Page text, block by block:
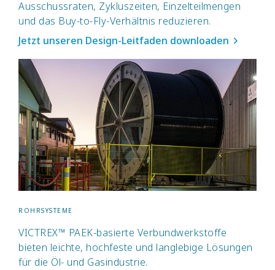
Ausschussraten, Zykluszeiten, Einzelteilmengen
und das Buy-to-Fly-Verhältnis reduzieren.
Jetzt unseren Design-Leitfaden downloaden
ROHRSYSTEME
VICTREX™ PAEK-basierte Verbundwerkstoffe
bieten leichte, hochfeste und langlebige Lösungen
für die Öl- und Gasindustrie.